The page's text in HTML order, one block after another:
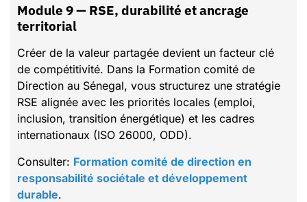
Module 9 — RSE, durabilité et ancrage
territorial
Créer de la valeur partagée devient un facteur clé
de compétitivité. Dans la Formation comité de
Direction au Sénegal, vous structurez une stratégie
RSE alignée avec les priorités locales (emploi,
inclusion, transition énergétique) et les cadres
internationaux (ISO 26000, ODD).
Consulter: Formation comité de direction en
responsabilité sociétale et développement
durable.